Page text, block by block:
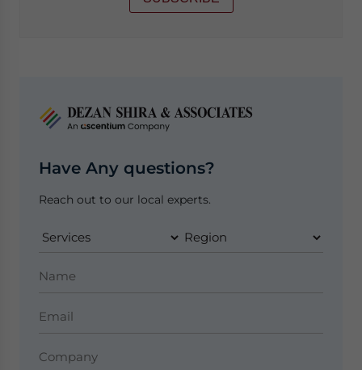
Have Any questions?
Reach out to our local experts.